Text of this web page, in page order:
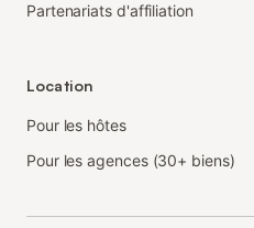
Partenariats d'affiliation
Location
Pour les hôtes
Pour les agences (30+ biens)